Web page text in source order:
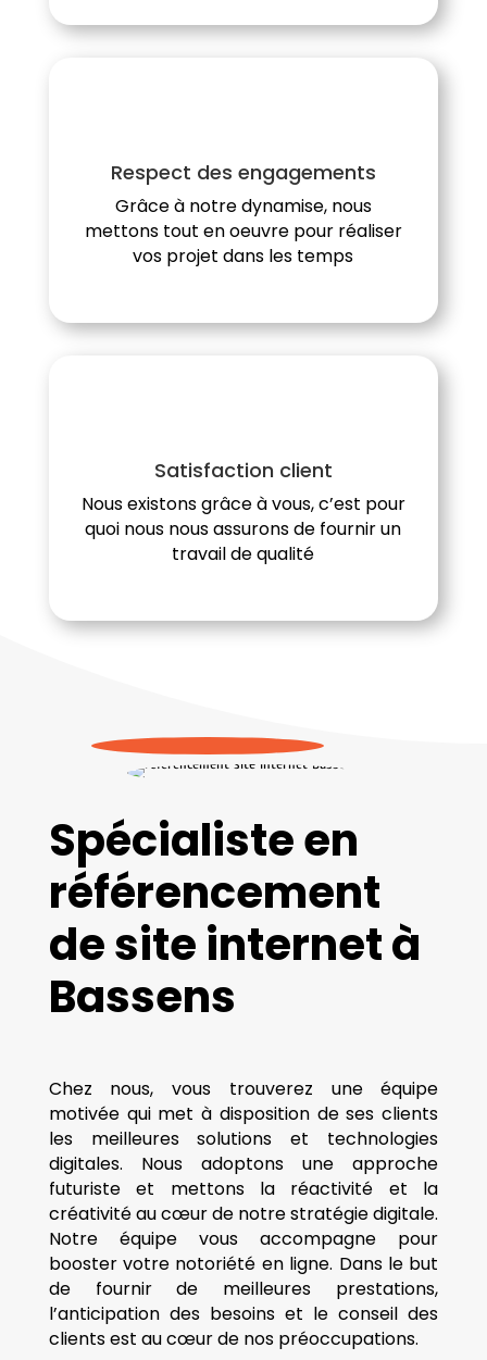
Respect des engagements
Grâce à notre dynamise, nous
mettons tout en oeuvre pour réaliser
vos projet dans les temps
Satisfaction client
Nous existons grâce à vous, c’est pour
quoi nous nous assurons de fournir un
travail de qualité
Spécialiste en
référencement
de site internet à
Bassens
Chez nous, vous trouverez une équipe
motivée qui met à disposition de ses clients
les meilleures solutions et technologies
digitales. Nous adoptons une approche
futuriste et mettons la réactivité et la
créativité au cœur de notre stratégie digitale.
Notre équipe vous accompagne pour
booster votre notoriété en ligne. Dans le but
de fournir de meilleures prestations,
l’anticipation des besoins et le conseil des
clients est au cœur de nos préoccupations.